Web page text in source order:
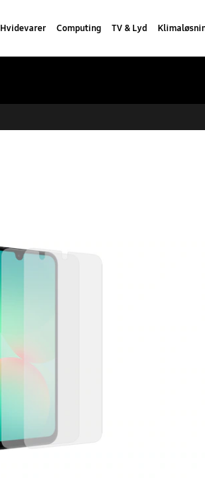
Hvidevarer Computing TV & Lyd